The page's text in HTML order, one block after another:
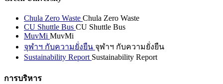
Chula Zero Waste Chula Zero Waste
CU Shuttle Bus CU Shuttle Bus
MuvMi MuvMi
จุฬาฯ กับความยั่งยืน จุฬาฯ กับความยั่งยืน
Sustainability Report Sustainability Report
การบริหาร